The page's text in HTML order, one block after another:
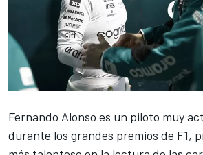
Fernando Alonso es un piloto muy
durante los grandes premios de F1,